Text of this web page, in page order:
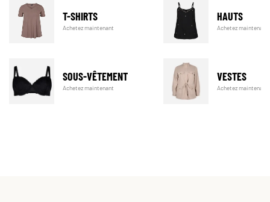
T-SHIRTS
Achetez maintenant
HAUTS
Achetez maintenant
SOUS-VÊTEMENT
Achetez maintenant
VESTES
Achetez maintenant